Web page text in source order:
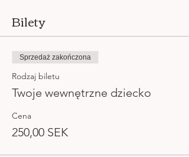
Bilety
Sprzedaż zakończona
Rodzaj biletu
Twoje wewnętrzne dziecko
Cena
250,00 SEK